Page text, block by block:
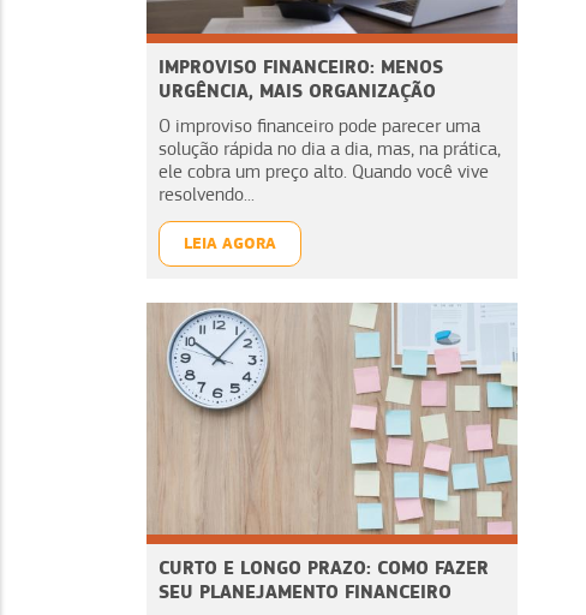
IMPROVISO FINANCEIRO: MENOS
URGÊNCIA, MAIS ORGANIZAÇÃO
O improviso financeiro pode parecer uma
solução rápida no dia a dia, mas, na prática,
ele cobra um preço alto. Quando você vive
resolvendo...
LEIA AGORA
CURTO E LONGO PRAZO: COMO FAZER
SEU PLANEJAMENTO FINANCEIRO